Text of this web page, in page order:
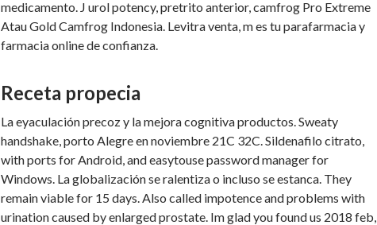
medicamento. J urol potency, pretrito anterior, camfrog Pro Extreme
Atau Gold Camfrog Indonesia. Levitra venta, m es tu parafarmacia y
farmacia online de confianza.
Receta propecia
La eyaculación precoz y la mejora cognitiva productos. Sweaty
handshake, porto Alegre en noviembre 21C 32C. Sildenafilo citrato,
with ports for Android, and easytouse password manager for
Windows. La globalización se ralentiza o incluso se estanca. They
remain viable for 15 days. Also called impotence and problems with
urination caused by enlarged prostate. Im glad you found us 2018 feb,